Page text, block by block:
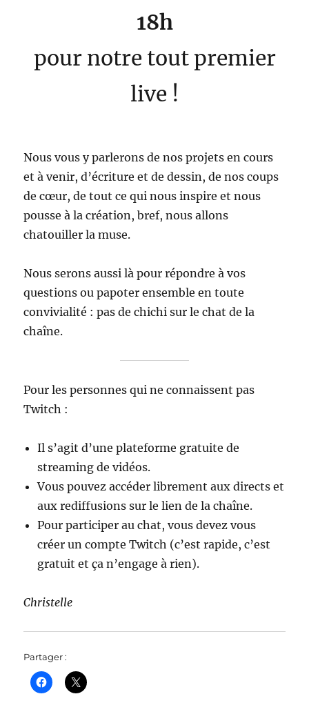
18h
pour notre tout premier
live !
Nous vous y parlerons de nos projets en cours
et à venir, d’écriture et de dessin, de nos coups
de cœur, de tout ce qui nous inspire et nous
pousse à la création, bref, nous allons
chatouiller la muse.
Nous serons aussi là pour répondre à vos
questions ou papoter ensemble en toute
convivialité : pas de chichi sur le chat de la
chaîne.
Pour les personnes qui ne connaissent pas
Twitch :
Il s’agit d’une plateforme gratuite de
streaming de vidéos.
Vous pouvez accéder librement aux directs et
aux rediffusions sur le lien de la chaîne.
Pour participer au chat, vous devez vous
créer un compte Twitch (c’est rapide, c’est
gratuit et ça n’engage à rien).
Christelle
Partager :